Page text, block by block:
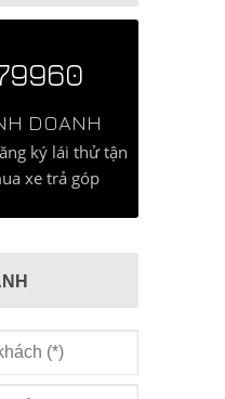
DOANH
ký lái thử tận
xe trả góp